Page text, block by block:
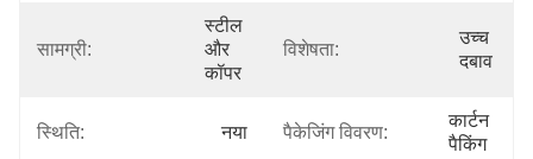
सामग्री:
स्टील
और
कॉपर
विशेषता:
उच्च
दबाव
स्थिति: नया पैकेजिंग विवरण:
कार्टन
पैकिंग